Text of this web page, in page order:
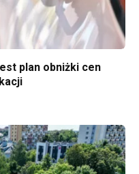
plan obniżki cen